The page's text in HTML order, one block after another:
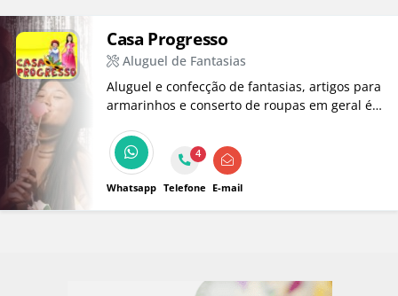
Casa Progresso
Aluguel de Fantasias
Aluguel e confecção de fantasias, artigos para
armarinhos e conserto de roupas em geral é
Whatsapp
4
Telefone E-mail